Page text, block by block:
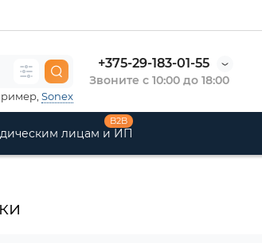
+375-29-183-01-55
Звоните с 10:00 до 18:00
Sonex
B2B
лицам и ИП